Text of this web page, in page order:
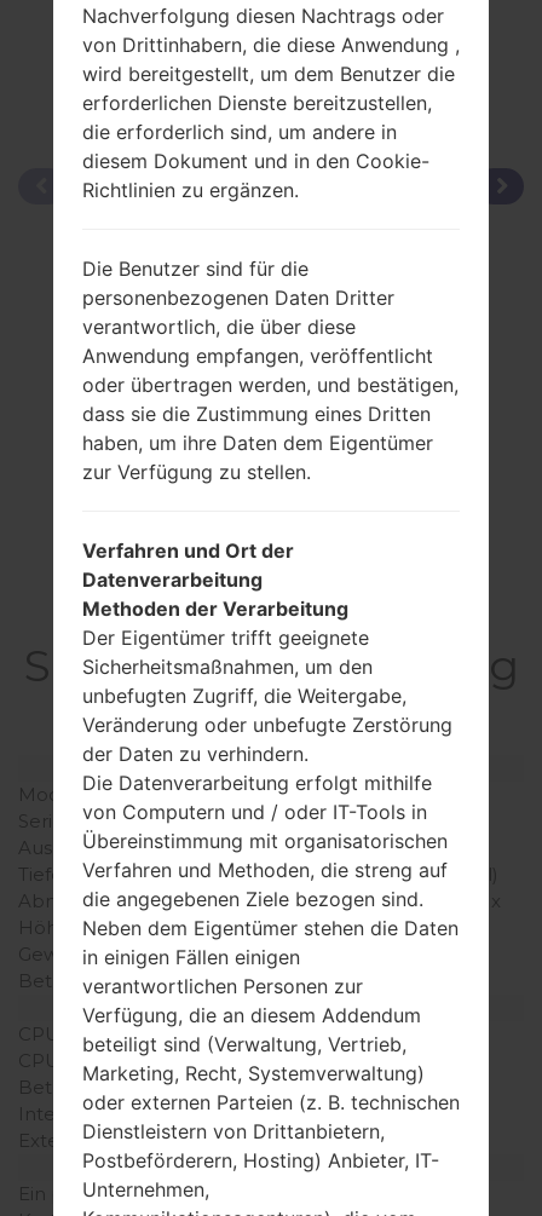
SpezifikationSamsung
GT-E1190C
Modell und seine Eigenschaften
Modell
SamsungGT-E1190C
Serie
Others
Ausgabe
Juli, 2011
Tiefe
18.9 millimeter (0.74 Zoll)
Abmessungen (Breite /
Höhe)
88 x 44 millimeter (3.46 x
1.73 Zoll)
Gewicht
71 gramm (2.50 unzen)
Betriebssystem
-
Ausrüstung
CPU
-
CPU-Kerne
Betriebsgedächtnis
-
Interner Speicher
32MB
Externer Speicher
-
Netzwerk und Daten
Ein paar Plätze für SIM-
Nachverfolgung diesen Nachtrags oder
von Drittinhabern, die diese Anwendung ,
wird bereitgestellt, um dem Benutzer die
erforderlichen Dienste bereitzustellen,
die erforderlich sind, um andere in
diesem Dokument und in den Cookie-
Richtlinien zu ergänzen.
Die Benutzer sind für die
personenbezogenen Daten Dritter
verantwortlich, die über diese
Anwendung empfangen, veröffentlicht
oder übertragen werden, und bestätigen,
dass sie die Zustimmung eines Dritten
haben, um ihre Daten dem Eigentümer
zur Verfügung zu stellen.
Verfahren und Ort der
Datenverarbeitung
Methoden der Verarbeitung
Der Eigentümer trifft geeignete
Sicherheitsmaßnahmen, um den
unbefugten Zugriff, die Weitergabe,
Veränderung oder unbefugte Zerstörung
der Daten zu verhindern.
Die Datenverarbeitung erfolgt mithilfe
von Computern und / oder IT-Tools in
Übereinstimmung mit organisatorischen
Verfahren und Methoden, die streng auf
die angegebenen Ziele bezogen sind.
Neben dem Eigentümer stehen die Daten
in einigen Fällen einigen
verantwortlichen Personen zur
Verfügung, die an diesem Addendum
beteiligt sind (Verwaltung, Vertrieb,
Marketing, Recht, Systemverwaltung)
oder externen Parteien (z. B. technischen
Dienstleistern von Drittanbietern,
Postbeförderern, Hosting) Anbieter, IT-
Unternehmen,